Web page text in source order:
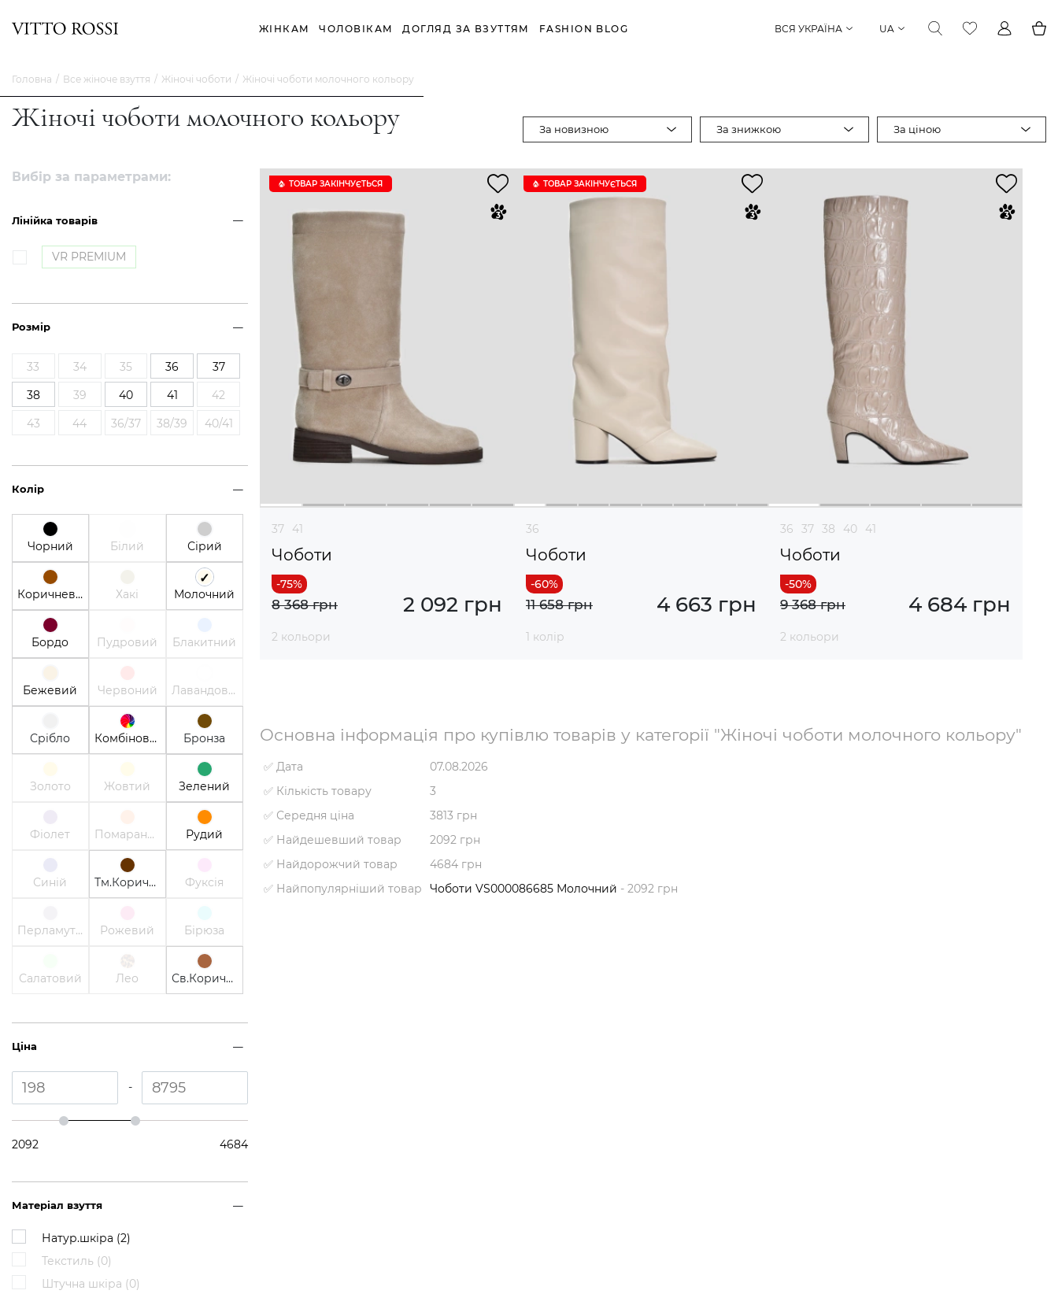
ЖІНКАМ ЧОЛОВІКАМ ДОГЛЯД ЗА ВЗУТТЯМ FASHION BLOG ВСЯ УКРАЇНА UA
Головна Все жіноче взуття Жіночі чоботи Жіночі чоботи молочного кольору
Жіночі чоботи молочного кольору За новизною За знижкою За ціною
Вибір за параметрами:
Лінійка товарів
VR PREMIUM
Розмір
33 34 35 36
37
38
39 40 41
42
43
44 36/37 38/39 40/41
Колір
Чорний Білий Сірий
Коричневий Хакі Молочний
Бордо Пудровий Блакитний
Бежевий Червоний Лавандовый
Срібло Комбінований Бронза
Золото Жовтий Зелений
Фіолет Помаранчевий Рудий
Синій Тм.Коричневий Фуксія
Перламутр Рожевий Бірюза
Салатовий Лео Св.Коричневий
Ціна
-
2092 4684
Матеріал взуття
Натур.шкіра (2)
Текстиль (0)
Штучна шкіра (0)
ТОВАР ЗАКІНЧУЄTЬСЯ
37 41
Чоботи
2 092 грн
8 368 грн
2 кольори
ТОВАР ЗАКІНЧУЄTЬСЯ
36
Чоботи
4 663 грн
11 658 грн
1 колір
36 37 38 40 41
Чоботи
4 684 грн
9 368 грн
2 кольори
Основна інформація про купівлю товарів у категорії "Жіночі чоботи молочного кольору"
✅ Дата
07.08.2026
✅ Кількість товару
3
✅ Середня ціна
3813 грн
✅ Найдешевший товар
2092 грн
✅ Найдорожчий товар
4684 грн
✅ Найпопулярніший товар
Чоботи VS000086685 Молочний - 2092 грн